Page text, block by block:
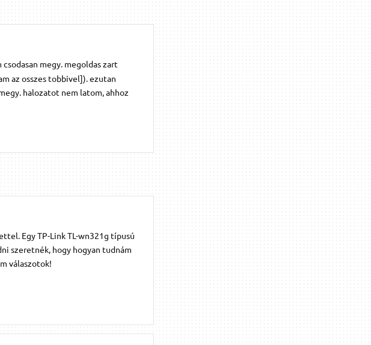
megy. megoldas zart
az osszes tobbivel]). ezutan
halozatot nem latom, ahhoz
Egy TP-Link TL-wn321g típusú
szeretnék, hogy hogyan tudnám
válaszotok!